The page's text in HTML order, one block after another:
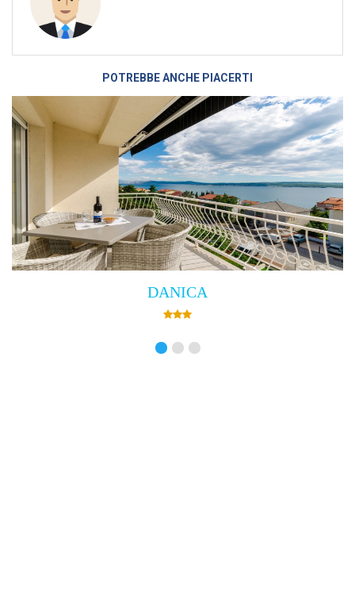
POTREBBE ANCHE PIACERTI
Villa Empress